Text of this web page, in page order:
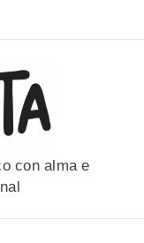
con alma e